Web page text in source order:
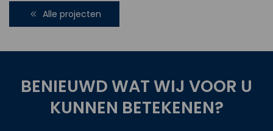
Alle projecten
BENIEUWD WAT WIJ VOOR U
KUNNEN BETEKENEN?